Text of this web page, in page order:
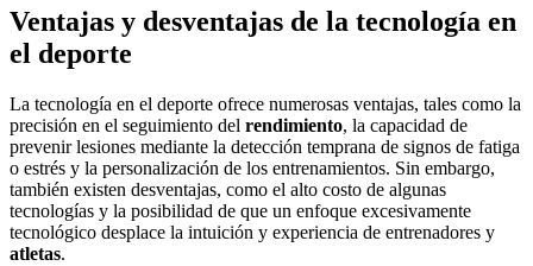
Ventajas y desventajas de la tecnología en
el deporte
La tecnología en el deporte ofrece numerosas ventajas, tales como la
precisión en el seguimiento del rendimiento, la capacidad de
prevenir lesiones mediante la detección temprana de signos de fatiga
o estrés y la personalización de los entrenamientos. Sin embargo,
también existen desventajas, como el alto costo de algunas
tecnologías y la posibilidad de que un enfoque excesivamente
tecnológico desplace la intuición y experiencia de entrenadores y
atletas.